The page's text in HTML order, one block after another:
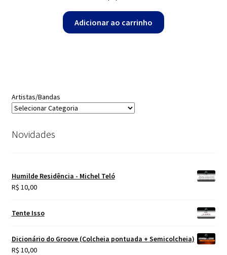
Adicionar ao carrinho
Artistas/Bandas
Novidades
Humilde Residência - Michel Teló
R$ 10,00
Tente Isso
Dicionário do Groove (Colcheia pontuada + Semicolcheia)
R$ 10,00